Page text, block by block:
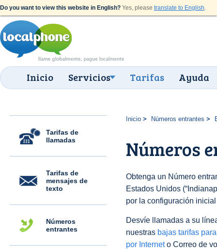
Do you want to view this website in English? Yes, please translate to English.
Inicio Servicios Tarifas Ayuda
Tarifas de
llamadas
Tarifas de
mensajes de
texto
Números
entrantes
Inicio Números entrantes
Números
Obtenga un Número
Estados Unidos
por la configuración
Desvíe llamadas a su
nuestras bajas tarifas
por Interneto Correo de